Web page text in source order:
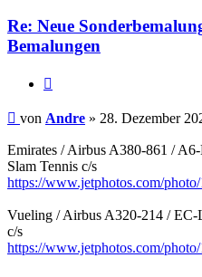
Re: Neue
Bemalungen
Beitrag
von Andre » 28. Dezember
Emirates / Airbus A380-861 /
Slam Tennis c/s
https://www.jetphotos.com/
Vueling / Airbus A320-214 /
c/s
https://www.jetphotos.com/